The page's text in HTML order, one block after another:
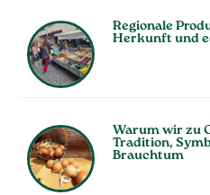
Regionale
Herkunft und
Warum wir zu
Tradition,
Brauchtum